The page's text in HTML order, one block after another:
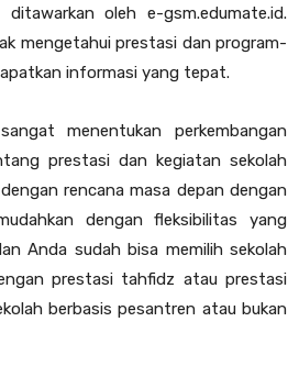
oleh e-gsm.edumate.id.
mengetahui prestasi dan program-
informasi yang tepat.
menentukan perkembangan
prestasi dan kegiatan sekolah
rencana masa depan dengan
dengan fleksibilitas yang
Anda sudah bisa memilih sekolah
prestasi tahfidz atau prestasi
berbasis pesantren atau bukan